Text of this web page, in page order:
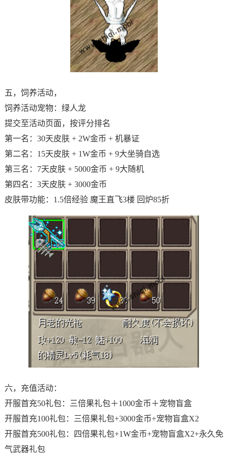
五，饲养活动，
饲养活动宠物：绿人龙
提交至活动页面，按评分排名
第一名：30天皮肤 + 2W金币 + 机暴证
第二名：15天皮肤 + 1W金币 + 9大坐骑自选
第三名：7天皮肤 + 5000金币 + 9大随机
第四名：3天皮肤 + 3000金币
皮肤带功能：1.5倍经验 魔王直飞3楼 回炉85折
六，充值活动：
开服首充50礼包：三倍果礼包＋1000金币＋宠物盲盒
开服首充100礼包：三倍果礼包+3000金币+宠物盲盒X2
开服首充500礼包：四倍果礼包+1W金币+宠物盲盒X2+永久免
气武器礼包